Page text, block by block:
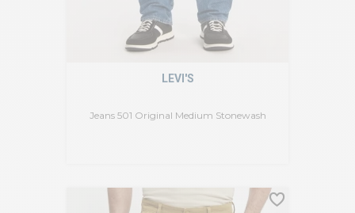
Jeans 501 Original Medium Stonewash
LEVI'S